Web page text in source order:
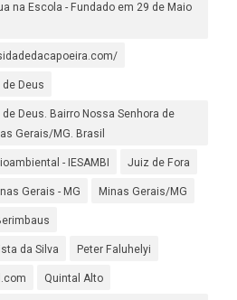
na Escola - Fundado em 29 de Maio
de Deus
Deus. Bairro Nossa Senhora de
Gerais/MG. Brasil
- IESAMBI Juiz de Fora
Gerais - MG Minas Gerais/MG
da Silva Peter Faluhelyi
Quintal Alto